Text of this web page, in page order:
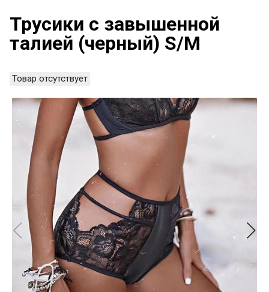
Трусики с завышенной
талией (черный) S/M
Товар отсутствует